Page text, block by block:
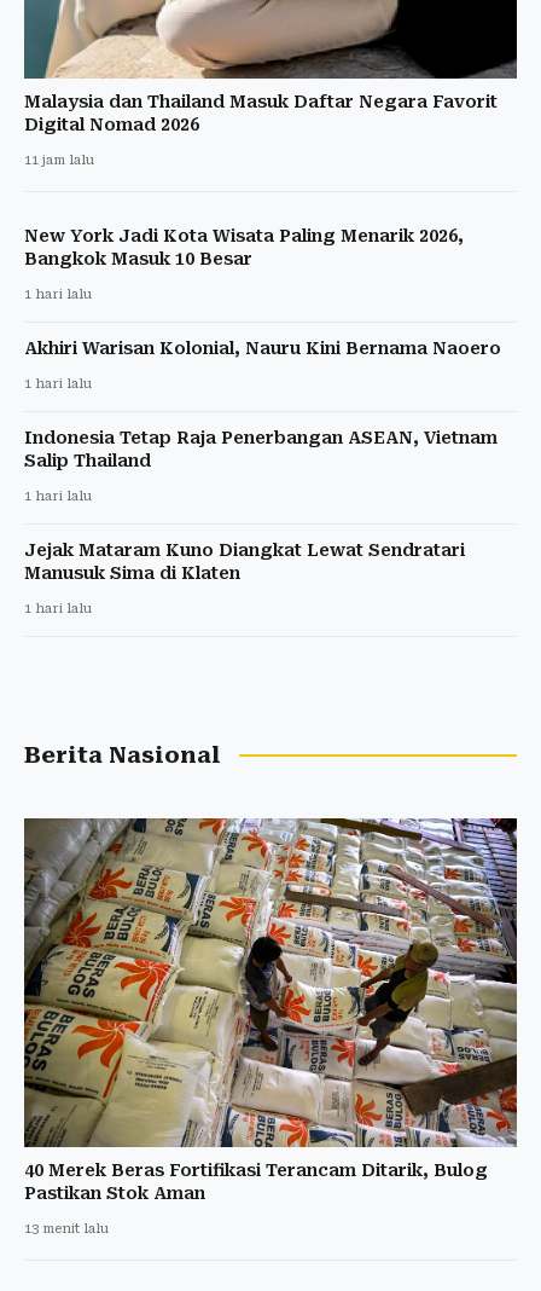
Malaysia dan Thailand Masuk Daftar Negara Favorit
Digital Nomad 2026
11 jam lalu
New York Jadi Kota Wisata Paling Menarik 2026,
Bangkok Masuk 10 Besar
1 hari lalu
Akhiri Warisan Kolonial, Nauru Kini Bernama Naoero
1 hari lalu
Indonesia Tetap Raja Penerbangan ASEAN, Vietnam
Salip Thailand
1 hari lalu
Jejak Mataram Kuno Diangkat Lewat Sendratari
Manusuk Sima di Klaten
1 hari lalu
Berita Nasional
40 Merek Beras Fortifikasi Terancam Ditarik, Bulog
Pastikan Stok Aman
13 menit lalu